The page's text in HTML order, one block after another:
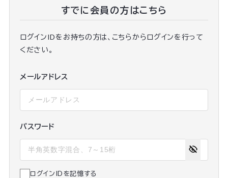
すでに会員の方はこちら
ログインIDをお持ちの方は、こちらからログインを行って
ください。
メールアドレス
パスワード
ログインIDを記憶する